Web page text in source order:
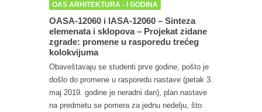
OAS ARHITEKTURA - I GODINA
OASA-12060 i IASA-12060 – Sinteza
elemenata i sklopova – Projekat zidane
zgrade: promene u rasporedu trećeg
kolokvijuma
Obaveštavaju se studenti prve godine, pošto je
došlo do promene u rasporedu nastave (petak 3.
maj 2019. godine je neradni dan), plan nastave
na predmetu se pomera za jednu nedelju, što